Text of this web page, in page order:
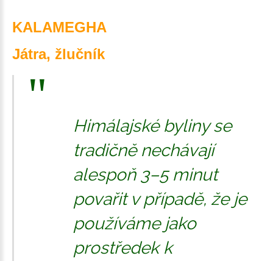
KALAMEGHA
Játra, žlučník
Himálajské byliny se
tradičně nechávají
alespoň 3–5 minut
povařit v případě, že je
používáme jako
prostředek k